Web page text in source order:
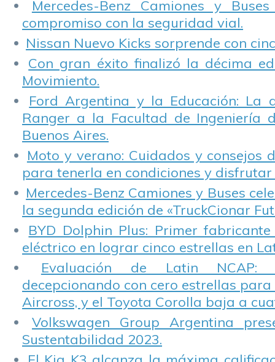
Mercedes-Benz Camiones y
compromiso con la seguridad vial.
Nissan Nuevo Kicks sorprende con
Con gran éxito finalizó la décima
Movimiento.
Ford Argentina y la Educación: La
Ranger a la Facultad de Ingeniería
Buenos Aires.
Moto y verano: Cuidados y consejos
para tenerla en condiciones y disfrutar
Mercedes-Benz Camiones y Buses
la segunda edición de «TruckCionar
BYD Dolphin Plus: Primer
eléctrico en lograr cinco estrellas en
Evaluación de Latin NCAP:
decepcionando con cero estrellas para
Aircross, y el Toyota Corolla baja a
Volkswagen Group Argentina
Sustentabilidad 2023.